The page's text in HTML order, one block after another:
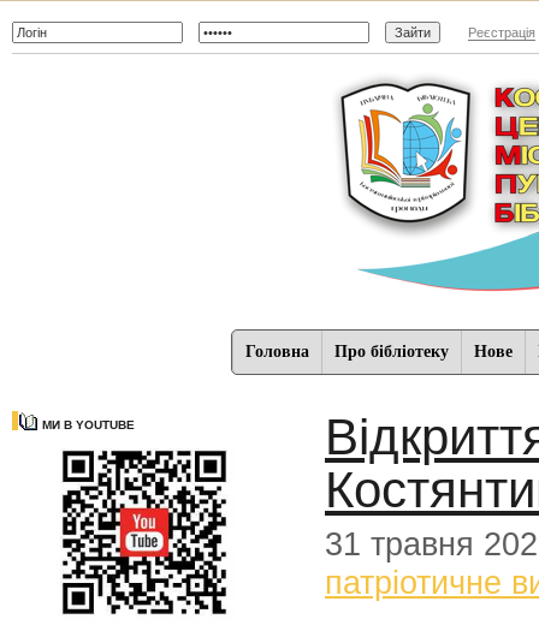
Реєстрація
Головна Про бібліотеку Нове
МИ В YOUTUBE
31 травня
патріотичне